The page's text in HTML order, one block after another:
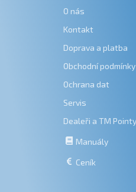
O nás
Kontakt
Doprava a platba
Obchodní podmínky
Ochrana dat
Servis
Dealeři a TM Pointy
Manuály
Ceník